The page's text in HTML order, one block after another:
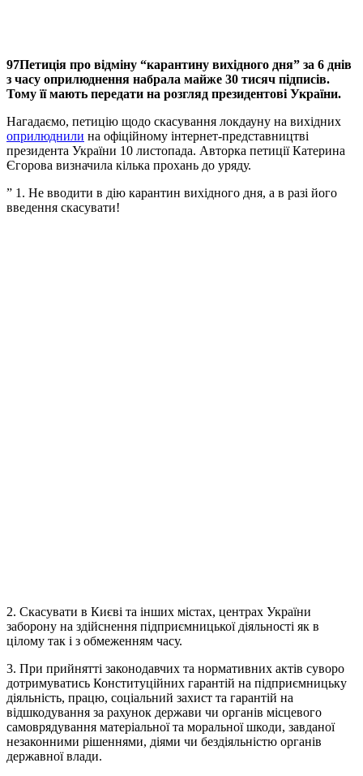
97Петиція про відміну “карантину вихідного дня” за 6 днів
з часу оприлюднення набрала майже 30 тисяч підписів.
Тому її мають передати на розгляд президентові України.
Нагадаємо, петицію щодо скасування локдауну на вихідних
оприлюднили на офіційному інтернет-представництві
президента України 10 листопада. Авторка петиції Катерина
Єгорова визначила кілька прохань до уряду.
” 1. Не вводити в дію карантин вихідного дня, а в разі його
введення скасувати!
2. Скасувати в Києві та інших містах, центрах України
заборону на здійснення підприємницької діяльності як в
цілому так і з обмеженням часу.
3. При прийнятті законодавчих та нормативних актів суворо
дотримуватись Конституційних гарантій на підприємницьку
діяльність, працю, соціальний захист та гарантій на
відшкодування за рахунок держави чи органів місцевого
самоврядування матеріальної та моральної шкоди, завданої
незаконними рішеннями, діями чи бездіяльністю органів
державної влади.